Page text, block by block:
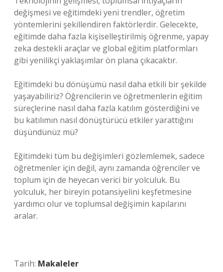
değişmesi ve eğitimdeki yeni trendler, öğretim
yöntemlerini şekillendiren faktörlerdir. Gelecekte,
eğitimde daha fazla kişiselleştirilmiş öğrenme, yapay
zeka destekli araçlar ve global eğitim platformları
gibi yenilikçi yaklaşımlar ön plana çıkacaktır.
Eğitimdeki bu dönüşümü nasıl daha etkili bir şekilde
yaşayabiliriz? Öğrencilerin ve öğretmenlerin eğitim
süreçlerine nasıl daha fazla katılım gösterdiğini ve
bu katılımın nasıl dönüştürücü etkiler yarattığını
düşündünüz mü?
Eğitimdeki tüm bu değişimleri gözlemlemek, sadece
öğretmenler için değil, aynı zamanda öğrenciler ve
toplum için de heyecan verici bir yolculuk. Bu
yolculuk, her bireyin potansiyelini keşfetmesine
yardımcı olur ve toplumsal değişimin kapılarını
aralar.
Tarih: Makaleler